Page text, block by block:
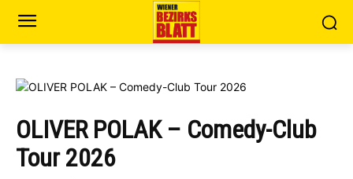
OLIVER POLAK – Comedy-Club
Tour 2026